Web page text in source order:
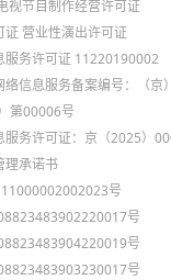
视节目制作经营许可证
证 营业性演出许可证
服务许可证 11220190002
络信息服务备案编号：（京
第00006号
服务许可证：京（2025）
理承诺书
号
号
号
号